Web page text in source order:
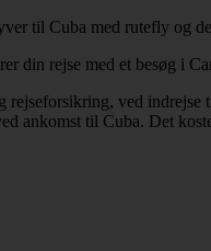
til Cuba med rutefly og
din rejse med et besøg i
ved
ankomst til Cuba. Det